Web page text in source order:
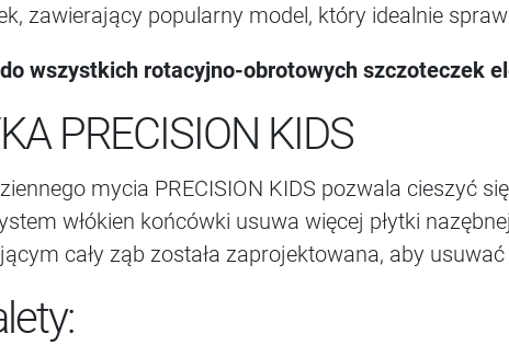
zawierający popularny model, który idealnie
wszystkich rotacyjno-obrotowych szczoteczek
PRECISION KIDS
mycia PRECISION KIDS pozwala cieszyć
włókien końcówki usuwa więcej płytki
cały ząb została zaprojektowana, aby